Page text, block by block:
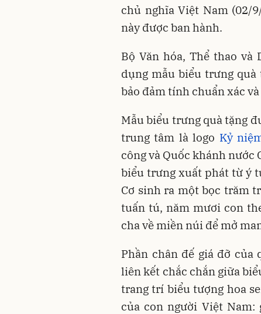
chủ nghĩa Việt Nam (02/
này được ban hành.
Bộ Văn hóa, Thể thao
dụng mẫu biểu trưng
bảo đảm tính chuẩn xác
Mẫu biểu trưng quà tặng
trung tâm là logo Kỷ
công và Quốc khánh nước
biểu trưng xuất phát từ ý
Cơ sinh ra một bọc trăm
tuấn tú, năm mươi con
cha về miền núi để mở
Phần chân đế giá đỡ
liên kết chắc chắn giữa
trang trí biểu tượng hoa
của con người Việt Nam: